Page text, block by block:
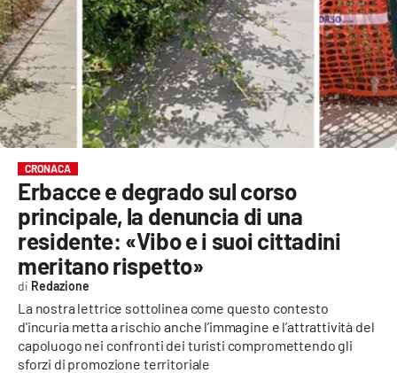
EVENTI
SPORT
Streaming
LAC TV
LAC NETWORK
LAC ONAIR
LaC
Network
LACPLAY.IT
LACTV.IT
CRONACA
Erbacce e degrado sul corso
principale, la denuncia di una
residente: «Vibo e i suoi cittadini
meritano rispetto»
La nostra lettrice sottolinea come questo contesto
d'incuria metta a rischio anche l’immagine e l’attrattività del
capoluogo nei confronti dei turisti compromettendo gli
sforzi di promozione territoriale
Redazione